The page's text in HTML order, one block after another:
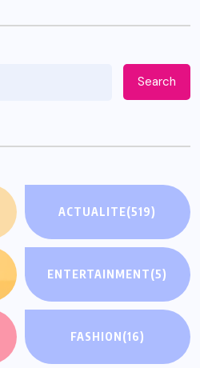
Search
ACTUALITE(519)
ENTERTAINMENT(5)
FASHION(16)